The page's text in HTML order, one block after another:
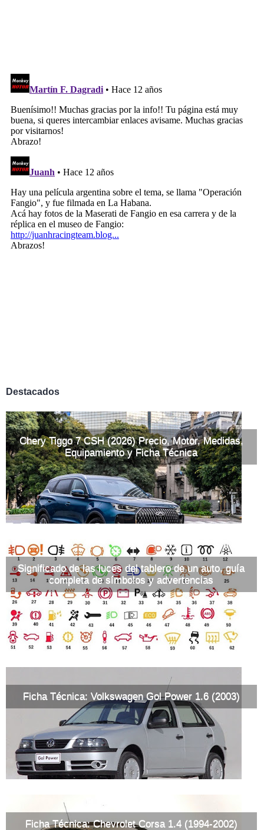
Destacados
Chery Tiggo 7 CSH (2026) Precio, Motor, Medidas,
Equipamiento y Ficha Técnica
Significado de las luces del tablero de un auto, guía
completa de símbolos y advertencias
Ficha Técnica: Volkswagen Gol Power 1.6 (2003)
Ficha Técnica: Chevrolet Corsa 1.4 (1994-2002)